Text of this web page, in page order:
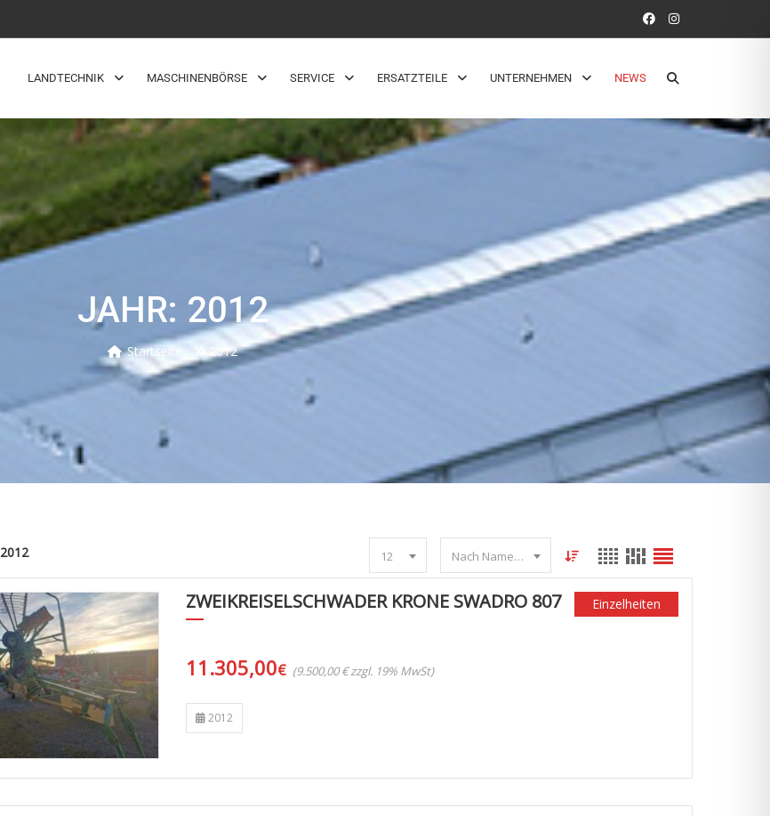
LANDTECHNIK MASCHINENBÖRSE SERVICE ERSATZTEILE UNTERNEHMEN NEWS
JAHR: 2012
Startseite 2012
2012 12 Nach Name sortieren
ZWEIKREISELSCHWADER KRONE SWADRO 807
11.305,00€ (9.500,00 € zzgl. 19% MwSt)
Einzelheiten
2012